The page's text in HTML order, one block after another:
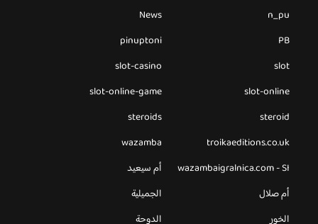
n_pu
News
PB
pinuptoni
slot
slot-casino
slot-online
slot-online-game
steroid
steroids
troikaeditions.co.uk
wazamba
wazambaigralnica.com - SI
أم سيعيد
أم صلال
الجميلية
الخور
الدوحة